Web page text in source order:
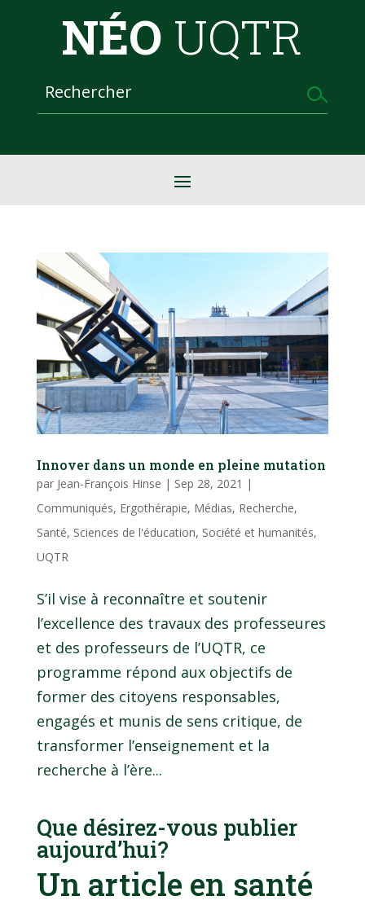
NÉO UQTR
Innover dans un monde en pleine mutation
par Jean-François Hinse | Sep 28, 2021 |
Communiqués, Ergothérapie, Médias, Recherche,
Santé, Sciences de l'éducation, Société et humanités,
UQTR
S’il vise à reconnaître et soutenir
l’excellence des travaux des professeures
et des professeurs de l’UQTR, ce
programme répond aux objectifs de
former des citoyens responsables,
engagés et munis de sens critique, de
transformer l’enseignement et la
recherche à l’ère...
Que désirez-vous publier
aujourd’hui?
Un article en santé